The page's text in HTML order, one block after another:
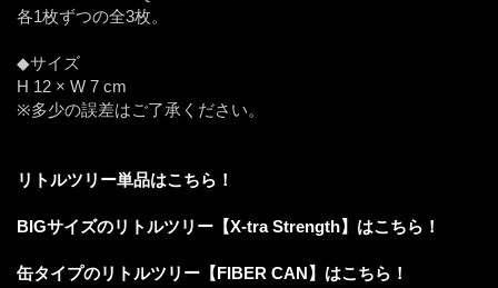
各1枚ずつの全3枚。
◆サイズ
H 12 × W 7 cm
※多少の誤差はご了承ください。
リトルツリー単品はこちら！
BIGサイズのリトルツリー【X-tra Strength】はこちら！
缶タイプのリトルツリー【FIBER CAN】はこちら！